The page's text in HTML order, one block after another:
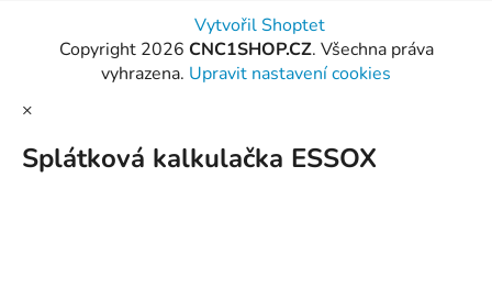
Vytvořil Shoptet
Copyright 2026 CNC1SHOP.CZ. Všechna práva
vyhrazena. Upravit nastavení cookies
×
Splátková kalkulačka ESSOX